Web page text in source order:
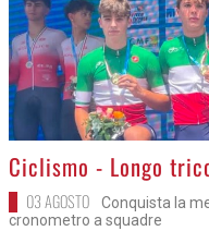
>
Ciclismo - Longo
03 AGOSTO
Conquista la
cronometro a squadre